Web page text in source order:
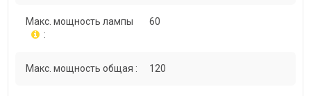
Макс. мощность лампы
:
60
Макс. мощность общая : 120